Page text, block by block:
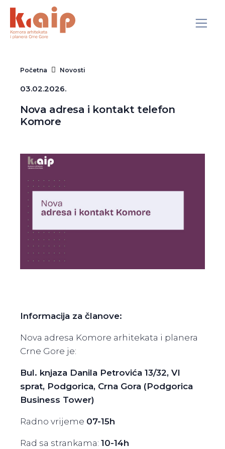
Početna Novosti
03.02.2026.
Nova adresa i kontakt telefon
Komore
Informacija za članove:
Nova adresa Komore arhitekata i planera
Crne Gore je:
Bul. knjaza Danila Petrovića 13/32, VI
sprat, Podgorica, Crna Gora (Podgorica
Business Tower)
Radno vrijeme 07-15h
Rad sa strankama: 10-14h